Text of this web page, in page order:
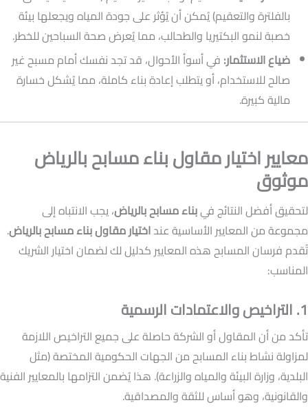
بالفلترة والتعقيم) يُمكن أن يُؤثر على جودة المياه ويجعلها بيئة
خصبة لنمو البكتيريا والطحالب، مما يُعرض صحة السباحين للخطر.
ضياع الاستثمار: في أسوأ الأحوال، قد تجد نفسك أمام مسبح غير
صالح للاستخدام، أو يتطلب إعادة بناء كاملة، مما يُشكل خسارة
مالية كبيرة.
معايير اختيار مقاول بناء مسابح بالرياض
موثوق
لتحقيق أفضل النتائج فيبناء مسابح بالرياض، يجب الانتباه إلى
مجموعة من المعايير الأساسية عنداختيار مقاول بناء مسابح بالرياض.
تُقدم فرسان المسابح هذه المعايير كدليل لك لضمان اختيار الشريك
المناسب:
1. التراخيص والاعتمادات الرسمية
تأكد من أن المقاول أو الشركة حاصلة على جميع التراخيص اللازمة
لمزاولة نشاط بناء المسابح من الجهات الحكومية المختصة (مثل
البلدية، وزارة البيئة والمياه والزراعة). هذا يُضمن التزامها بالمعايير الفنية
والقانونية، وهو أساس للثقة والمصداقية.